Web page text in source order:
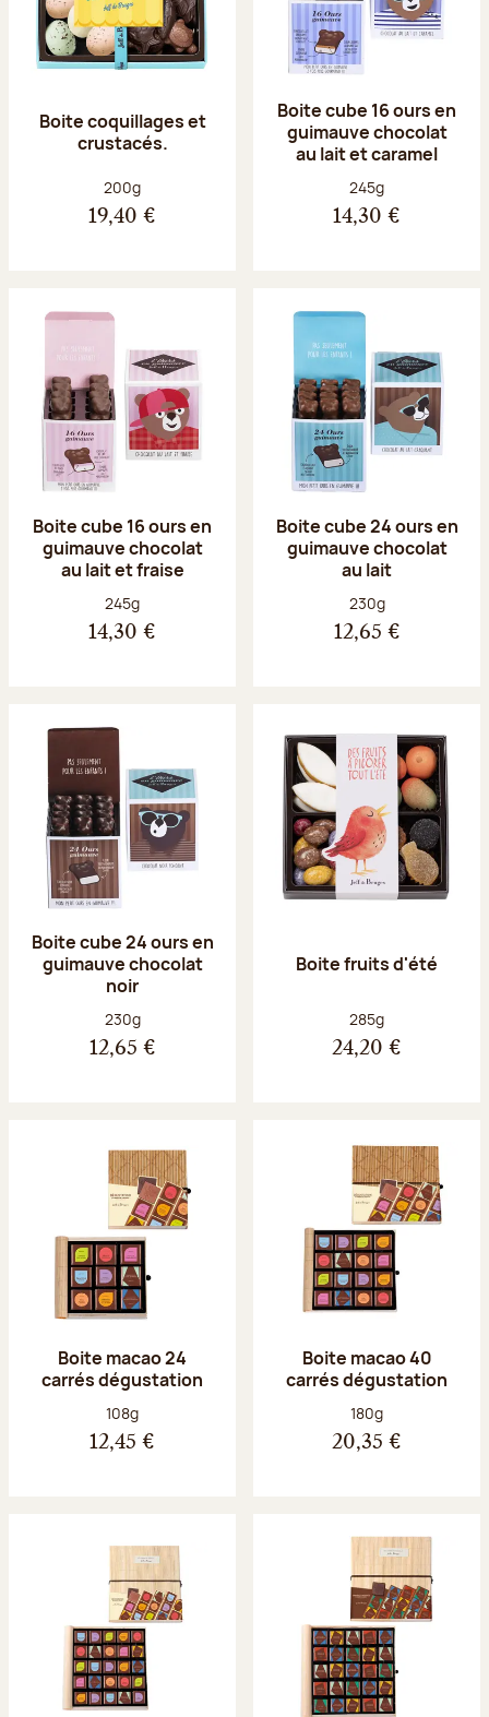
Boite coquillages et
crustacés.
Poids net :
200g
19,40 €
Boite cube 16 ours en
guimauve chocolat
au lait et caramel
Poids net :
245g
14,30 €
Boite cube 16 ours en
guimauve chocolat
au lait et fraise
Poids net :
245g
14,30 €
Boite cube 24 ours en
guimauve chocolat
au lait
Poids net :
230g
12,65 €
Boite cube 24 ours en
guimauve chocolat
noir
Poids net :
230g
12,65 €
Boite fruits d'été
Poids net :
285g
24,20 €
Boite macao 24
carrés dégustation
Poids net :
108g
12,45 €
Boite macao 40
carrés dégustation
Poids net :
180g
20,35 €